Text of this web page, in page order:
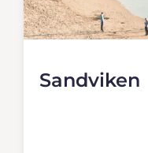
Sandviken